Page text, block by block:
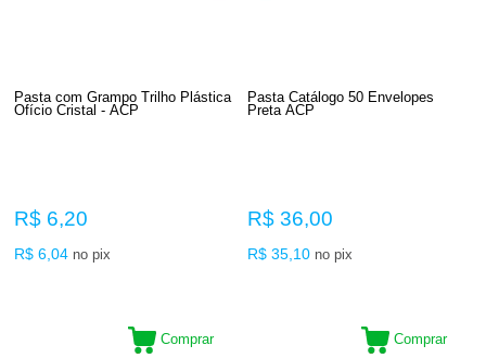
Pasta com Grampo Trilho Plástica
Ofício Cristal - ACP
R$ 6,20
R$ 6,04 no pix
Comprar
Pasta Catálogo 50 Envelopes
Preta ACP
R$ 36,00
R$ 35,10 no pix
Comprar